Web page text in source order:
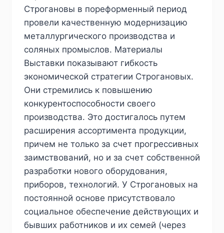
Строгановы в пореформенный период
провели качественную модернизацию
металлургического производства и
соляных промыслов. Материалы
Выставки показывают гибкость
экономической стратегии Строгановых.
Они стремились к повышению
конкурентоспособности своего
производства. Это достигалось путем
расширения ассортимента продукции,
причем не только за счет прогрессивных
заимствований, но и за счет собственной
разработки нового оборудования,
приборов, технологий. У Строгановых на
постоянной основе присутствовало
социальное обеспечение действующих и
бывших работников и их семей (через